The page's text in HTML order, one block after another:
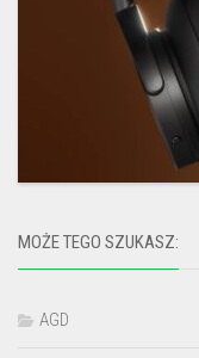
MOŻE TEGO SZUKASZ:
AGD